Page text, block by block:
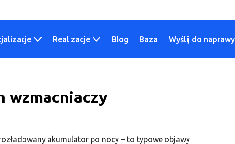
Realizacje Blog Baza Wyślij do naprawy
wzmacniaczy
akumulator po nocy – to typowe objawy